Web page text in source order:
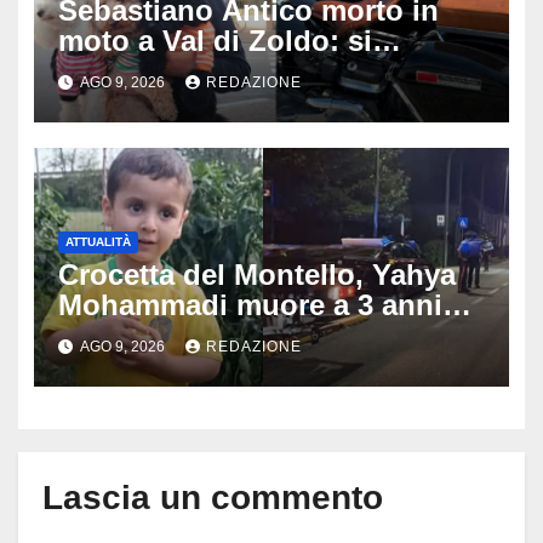
Sebastiano Antico morto in
moto a Val di Zoldo: si
schianta con il sidecar, salvi i
due cagnolini
AGO 9, 2026 REDAZIONE
ATTUALITÀ
Crocetta del Montello, Yahya
Mohammadi muore a 3 anni
dopo 72 ore di agonia: era
stato travolto da un’auto
AGO 9, 2026 REDAZIONE
Lascia un commento